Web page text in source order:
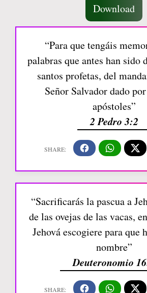
Download
“Para que tengáis
palabras que antes han sido
santos profetas, del
Señor Salvador dado
apóstoles”
2 Pedro 3:2
“Sacrificarás la pascua a
de las ovejas de las vacas,
Jehová escogiere para que
nombre”
Deuteronomio